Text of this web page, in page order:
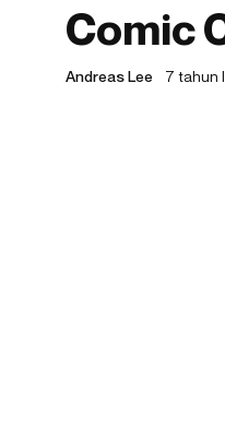
Comic
Andreas Lee 7 tahun